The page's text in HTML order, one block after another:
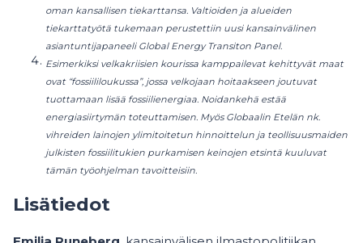
oman kansallisen tiekarttansa. Valtioiden ja alueiden
tiekarttatyötä tukemaan perustettiin uusi kansainvälinen
asiantuntijapaneeli Global Energy Transiton Panel.
Esimerkiksi velkakriisien kourissa kamppailevat kehittyvät maat
ovat “fossiililoukussa”, jossa velkojaan hoitaakseen joutuvat
tuottamaan lisää fossiilienergiaa. Noidankehä estää
energiasiirtymän toteuttamisen. Myös Globaalin Etelän nk.
vihreiden lainojen ylimitoitetun hinnoittelun ja teollisuusmaiden
julkisten fossiilitukien purkamisen keinojen etsintä kuuluvat
tämän työohjelman tavoitteisiin.
Lisätiedot